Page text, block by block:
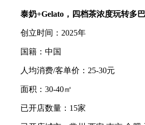
泰奶+Gelato，四档茶浓度玩转多
创立时间：2025年
国籍：中国
人均消费/客单价：25-30元
面积：30-40㎡
已开店数量：15家